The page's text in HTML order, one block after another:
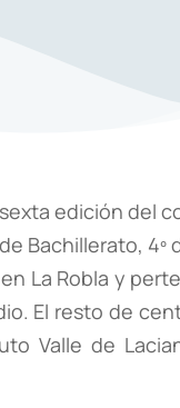
edición del
Bachillerato, 4º
La Robla y
El resto de
Valle de